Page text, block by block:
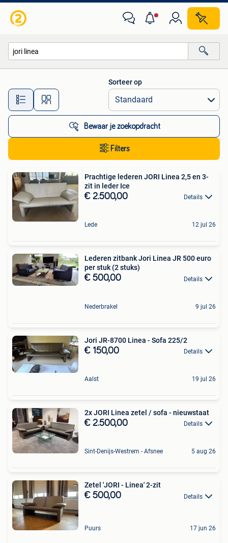
Alle afstanden…
Sorteer op
Bewaar je zoekopdracht
Filters
Prachtige lederen JORI Linea 2,5 en 3-
zit in leder Ice
€ 2.500,00 Details
Lede 12 jul 26
Lederen zitbank Jori Linea JR 500 euro
per stuk (2 stuks)
€ 500,00 Details
Nederbrakel 9 jul 26
Jori JR-8700 Linea - Sofa 225/2
€ 150,00 Details
Aalst 19 jul 26
2x JORI Linea zetel / sofa - nieuwstaat
€ 2.500,00 Details
Sint-Denijs-Westrem - Afsnee 5 aug 26
Zetel 'JORI - Linea' 2-zit
€ 500,00 Details
Puurs 17 jun 26